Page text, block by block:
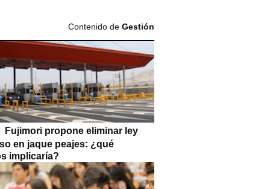
Contenido de Gestión
Fujimori propone eliminar ley
en jaque peajes: ¿qué
implicaría?